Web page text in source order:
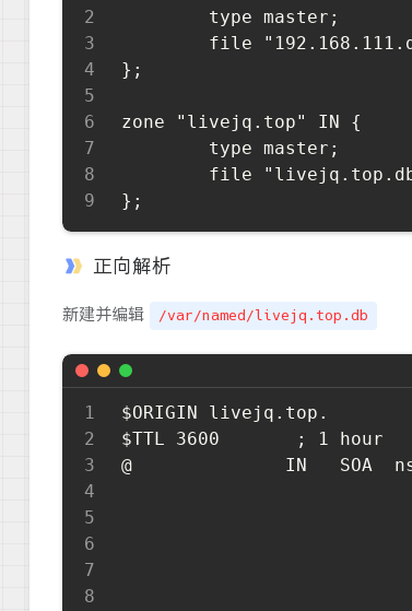
        type master;
file
};
zone "livejq.top" IN {
        type master;
file
正向解析
新建并编辑 /var/named/livejq.top.db
$ORIGIN livejq.top.
$TTL 3600       ; 1 hour
@              IN 	SOA  ns.livejq.top. root.livejq.top. (